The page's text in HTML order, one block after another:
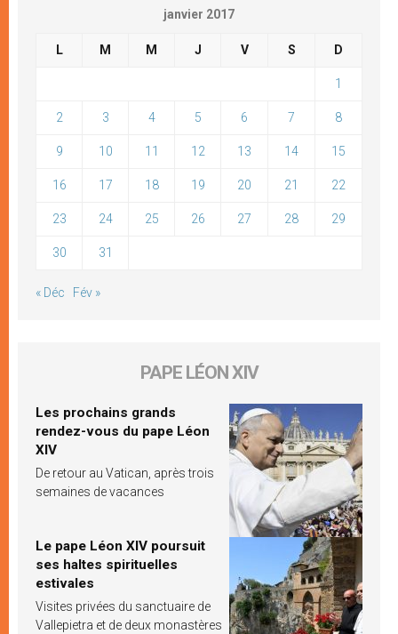
janvier 2017
L M M J V S D
1
2 3 4 5 6 7 8
9 10 11 12 13 14 15
16 17 18 19 20 21 22
23 24 25 26 27 28 29
30 31
« Déc Fév »
PAPE LÉON XIV
Les prochains grands
rendez-vous du pape Léon
XIV
De retour au Vatican, après trois
semaines de vacances
Le pape Léon XIV poursuit
ses haltes spirituelles
estivales
Visites privées du sanctuaire de
Vallepietra et de deux monastères